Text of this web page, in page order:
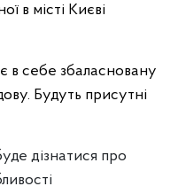
в місті Києві
в себе збаласновану
Будуть присутні
дізнатися про